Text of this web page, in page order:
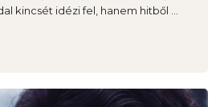
kincsét idézi fel, hanem hitből ...